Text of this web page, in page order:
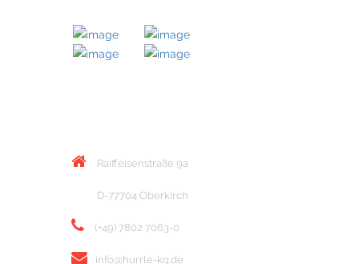
Raiffeisenstraße 9a
D-77704 Oberkirch
(+49) 7802 7063-0
info@hurrle-kg.de